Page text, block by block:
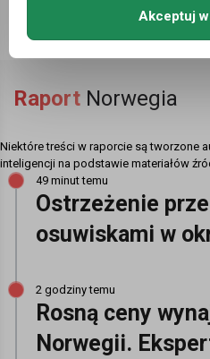
Raport Norwegia
Niektóre treści w raporcie są tworzone
inteligencji na podstawie materiałów
49 minut temu
Ostrzeżenie
osuwiskami w
2 godziny temu
Rosną ceny
Norwegii.
Akceptuj